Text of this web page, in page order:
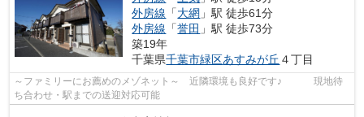
外房線 「大網 」駅 徒歩61分
外房線 「誉田 」駅 徒歩73分
築19年
千葉県千葉市緑区あすみが丘 ４丁目
～ファミリーにお薦めのメゾネット～ 近隣環境も良好です♪ 現地待
ち合わせ・駅までの送迎対応可能